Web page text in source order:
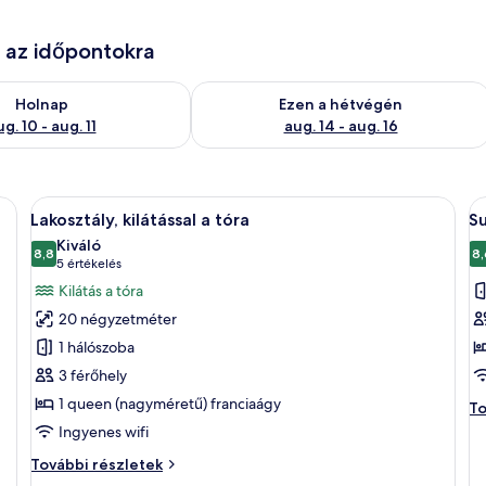
időpontokra
10
Holnap
10 - aug. 11
állás ellenőrzése: aug. 10 - aug. 11
Ezen a hétvégén
aug. 14 - aug. 16
A mostani hétvégi rendelkezésre állás
egy nagy ágy, egy éjjeliszemélyzet lámpával, egy telefonnal ellátott
A
következő
szoba
összes
képének
megtekintése:
Lakosztály,
kilátással
a
tóra
Egy szállodai szoba, amelyben
6
Lakosztály, kilátással a tóra
8,810-ből 8,8
Kiváló
5 értékelés
(5
értékelés)
Kilátás a tóra
20 négyzetméter
1 hálószoba
3 férőhely
1 queen (nagyméretű) franciaágy
Ingyenes wifi
További részletek
Lakosztály,
A